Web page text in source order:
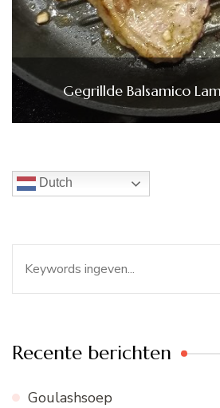
Gegrillde Balsamico
Dutch
naar:
Recente berichten
Goulashsoep